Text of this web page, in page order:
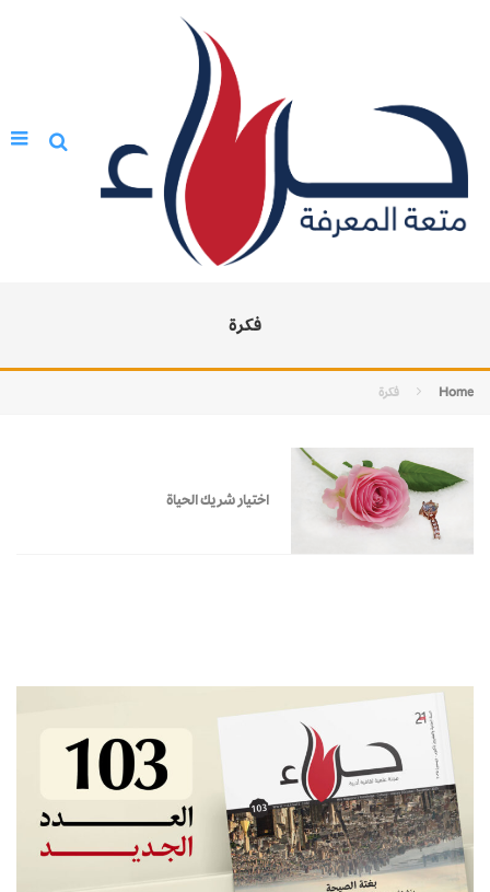
فكرة
Home فكرة
اختيار شريك الحياة